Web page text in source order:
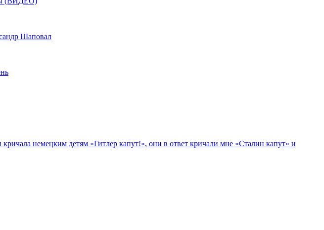
Шаповал
немецким детям «Гитлер капут!», они в ответ кричали мне «Сталин капут» и